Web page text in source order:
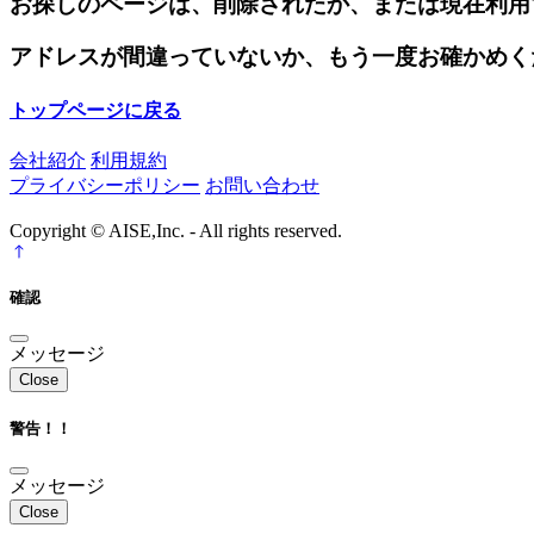
アドレスが間違っていないか、もう一度お確かめ
トップページに戻る
会社紹介 利用規約
プライバシーポリシー お問い合わせ
Copyright © AISE,Inc. - All rights reserved.
確認
メッセージ
Close
警告！！
メッセージ
Close